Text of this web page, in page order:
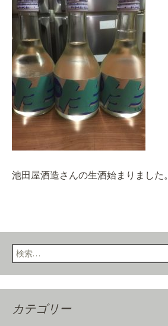
池田屋酒造さんの生酒始まりました。
検索:
カテゴリー